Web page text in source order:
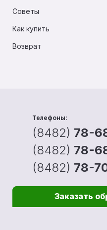
Советы
Как купить
Возврат
Телефоны:
(8482) 78-
(8482) 78-
(8482) 78-
Заказать